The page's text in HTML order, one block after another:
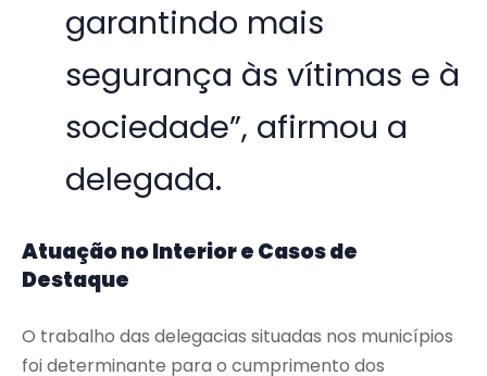
garantindo mais
segurança às vítimas e à
sociedade”, afirmou a
delegada.
Atuação no Interior e Casos de
Destaque
O trabalho das delegacias situadas nos municípios
foi determinante para o cumprimento dos